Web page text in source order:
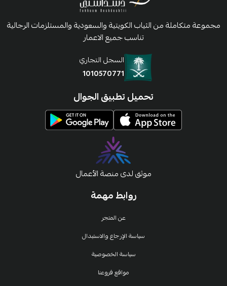
روابط مهمة
عن المتجر
سياسة الإرجاع والاستبدال
سياسة الخصوصية
مواقع فروعنا
مجموعة متكاملة من الثياب الكويتية والسعودية والمستلزمات الرجالية
تناسب جميع الاعمار
السجل التجاري
1010570771
تحميل تطبيق الجوال
موثق لدى منصة الأعمال